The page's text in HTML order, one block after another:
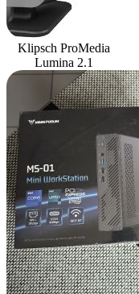
Klipsch ProMedia
Lumina 2.1